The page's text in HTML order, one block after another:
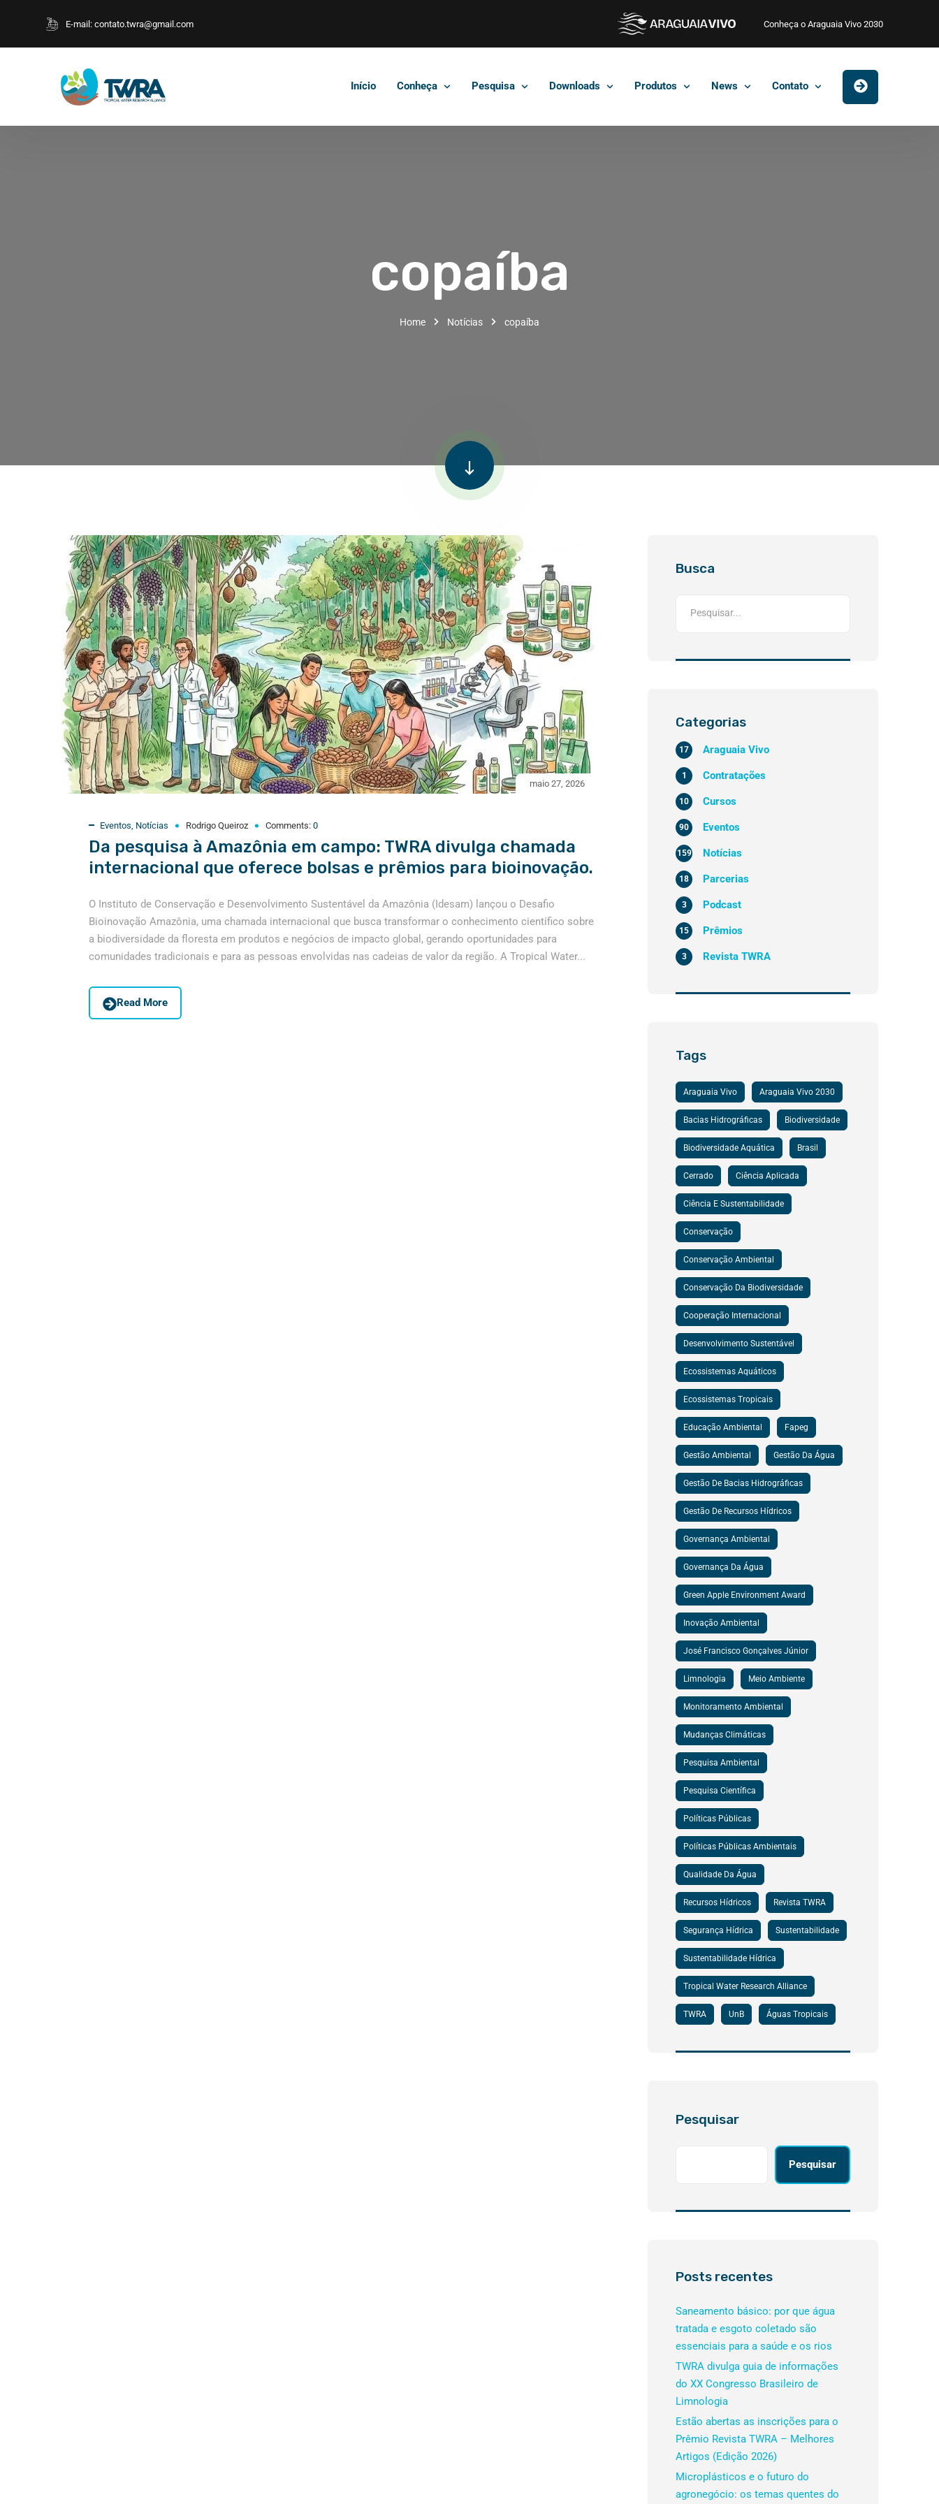
E-mail: contato.twra@gmail.com Conheça o Araguaia Vivo 2030
Início Conheça Pesquisa Downloads Produtos News Contato
copaíba
Home Notícias copaíba
maio 27, 2026
Eventos, Notícias Rodrigo Queiroz Comments: 0
Da pesquisa à Amazônia em campo: TWRA divulga chamada
internacional que oferece bolsas e prêmios para bioinovação.
O Instituto de Conservação e Desenvolvimento Sustentável da Amazônia (Idesam) lançou o Desafio
Bioinovação Amazônia, uma chamada internacional que busca transformar o conhecimento científico sobre
a biodiversidade da floresta em produtos e negócios de impacto global, gerando oportunidades para
comunidades tradicionais e para as pessoas envolvidas nas cadeias de valor da região. A Tropical Water...
Read More
Busca
Categorias
Araguaia Vivo
17
Contratações
1
Cursos
10
Eventos
90
Notícias
159
Parcerias
18
Podcast
3
Prêmios
15
Revista TWRA
3
Tags
Araguaia Vivo Araguaia Vivo 2030
Bacias Hidrográficas Biodiversidade
Biodiversidade Aquática Brasil
Cerrado Ciência Aplicada
Ciência E Sustentabilidade
Conservação
Conservação Ambiental
Conservação Da Biodiversidade
Cooperação Internacional
Desenvolvimento Sustentável
Ecossistemas Aquáticos
Ecossistemas Tropicais
Educação Ambiental Fapeg
Gestão Ambiental Gestão Da Água
Gestão De Bacias Hidrográficas
Gestão De Recursos Hídricos
Governança Ambiental
Governança Da Água
Green Apple Environment Award
Inovação Ambiental
José Francisco Gonçalves Júnior
Limnologia Meio Ambiente
Monitoramento Ambiental
Mudanças Climáticas
Pesquisa Ambiental
Pesquisa Científica
Políticas Públicas
Políticas Públicas Ambientais
Qualidade Da Água
Recursos Hídricos Revista TWRA
Segurança Hídrica Sustentabilidade
Sustentabilidade Hídrica
Tropical Water Research Alliance
TWRA UnB Águas Tropicais
Pesquisar
Pesquisar
Posts recentes
Saneamento básico: por que água
tratada e esgoto coletado são
essenciais para a saúde e os rios
TWRA divulga guia de informações
do XX Congresso Brasileiro de
Limnologia
Estão abertas as inscrições para o
Prêmio Revista TWRA – Melhores
Artigos (Edição 2026)
Microplásticos e o futuro do
agronegócio: os temas quentes do